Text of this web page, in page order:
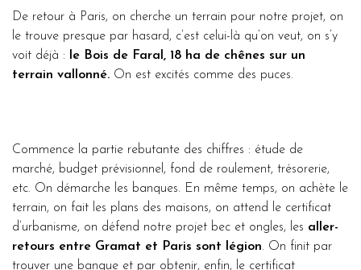
De retour à Paris, on cherche un terrain pour notre projet, on
le trouve presque par hasard, c’est celui-là qu’on veut, on s’y
voit déjà :
le Bois de Faral, 18 ha de chênes sur un
terrain vallonné. On est excités comme des puces.
Commence la partie rebutante des chiffres : étude de
marché, budget prévisionnel, fond de roulement, trésorerie,
etc. On démarche les banques. En même temps, on achète le
terrain, on fait les plans des maisons, on attend le certificat
d’urbanisme, on défend notre projet bec et ongles, les aller-
retours entre Gramat et Paris sont légion. On finit par
trouver une banque et par obtenir, enfin, le certificat